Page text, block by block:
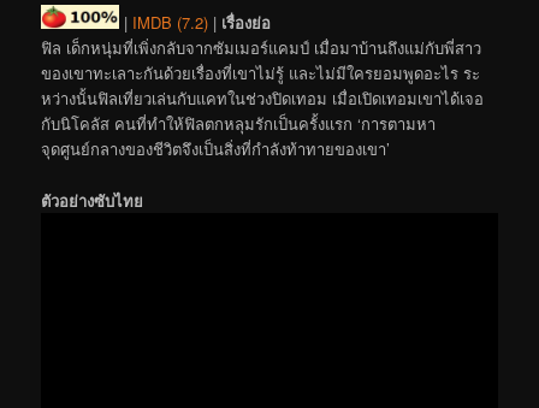
| IMDB (7.2) | เรื่องย่อ
ฟิล เด็กหนุ่มที่เพิ่งกลับจากซัมเมอร์แคมป์ เมื่อมาบ้านถึงแม่กับพี่สาว
ของเขาทะเลาะกันด้วยเรื่องที่เขาไม่รู้ และไม่มีใครยอมพูดอะไร ระ
หว่างนั้นฟิลเที่ยวเล่นกับแคทในช่วงปิดเทอม เมื่อเปิดเทอมเขาได้เจอ
กับนิโคลัส คนที่ทำให้ฟิลตกหลุมรักเป็นครั้งแรก ‘การตามหา
จุดศูนย์กลางของชีวิตจึงเป็นสิ่งที่กำลังท้าทายของเขา’
ตัวอย่างซับไทย